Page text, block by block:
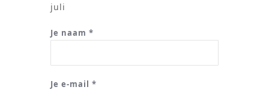
juli
Je naam *
Je e-mail *